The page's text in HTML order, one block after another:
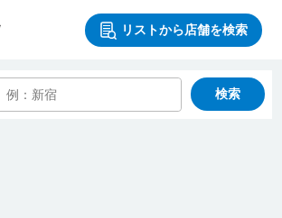
リストから店舗を検索
検索